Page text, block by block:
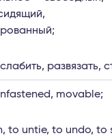
развязать,
movable;
to untie, to undo, to